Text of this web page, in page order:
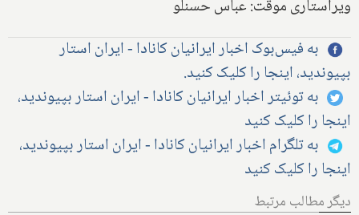
ویراستاری موقت: عباس حسنلو
به فیس‌بوک اخبار ایرانیان کانادا - ایران استار
بپیوندید، اینجا را کلیک کنید.
به توئیتر اخبار ایرانیان کانادا - ایران استار بپیوندید،
اینجا را کلیک کنید
به تلگرام اخبار ایرانیان کانادا - ایران استار بپیوندید،
اینجا را کلیک کنید
دیگر مطالب مرتبط